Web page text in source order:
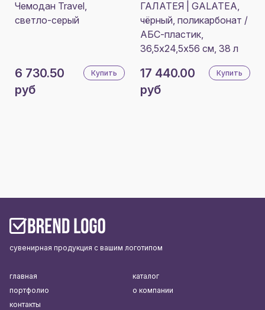
Чемодан Travel,
светло-серый
6 730.50
руб
Купить
ГАЛАТЕЯ | GALATEA,
чёрный, поликарбонат /
АБС-пластик,
36,5х24,5х56 см, 38 л
17 440.00
руб
Купить
сувенирная продукция с вашим логотипом
главная
каталог
портфолио
о компании
контакты